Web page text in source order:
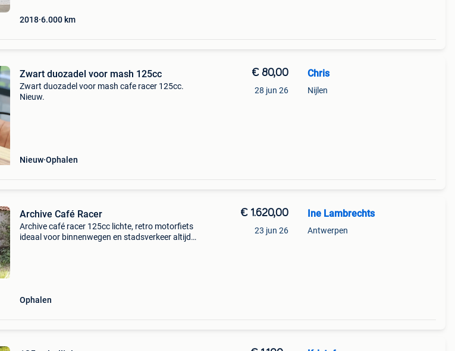
2018 6.000 km
Zwart duozadel voor mash 125cc
Zwart duozadel voor mash cafe racer 125cc.
Nieuw.
Nieuw Ophalen
€ 80,00
28 jun 26
Chris
Nijlen
Archive Café Racer
Archive café racer 125cc lichte, retro motorfiets
ideaal voor binnenwegen en stadsverkeer altijd
Ophalen
€ 1.620,00
23 jun 26
Ine Lambrechts
Antwerpen